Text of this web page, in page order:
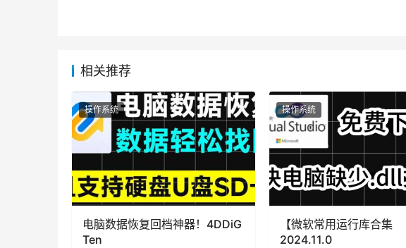
相关推荐
操作系统
电脑数据恢复回档神器！4DDiG
Ten
操作系统
【微软常用运行库合集
2024.11.0